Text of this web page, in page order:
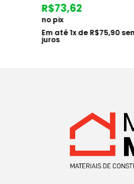
73,62
no pix
Em até1x deR$75,90sem